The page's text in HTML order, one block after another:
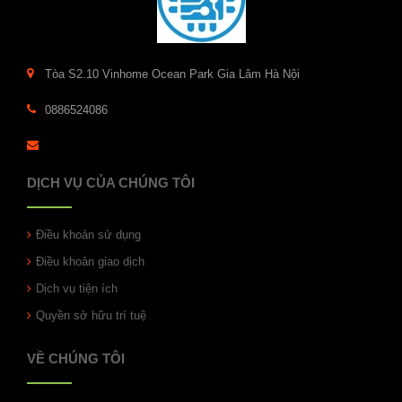
Tòa S2.10 Vinhome Ocean Park Gia Lâm Hà Nội
0886524086
DỊCH VỤ CỦA CHÚNG TÔI
Điều khoản sử dụng
Điều khoản giao dịch
Dịch vụ tiện ích
Quyền sở hữu trí tuệ
VỀ CHÚNG TÔI